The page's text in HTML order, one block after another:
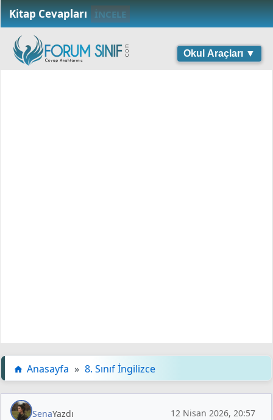
Kitap Cevapları İNCELE
Okul Araçları ▼
Anasayfa » 8. Sınıf İngilizce
SenaYazdı 12 Nisan 2026, 20:57